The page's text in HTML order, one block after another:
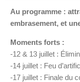
Au programme :
embrasement, et
Moments forts :
-12 & 13 juillet :
-14 juillet : Feu
-17 juillet : Finale du